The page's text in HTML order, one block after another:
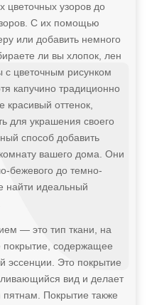
цветочных узоров до
С их помощью
или добавить немного
ли вы хлопок, лен
с цветочным рисунком
капучино традиционно
красивый оттенок,
для украшения своего
способ добавить
вашего дома. Они
бежевого до темно-
найти идеальный
— это тип ткани, на
покрытие, содержащее
эссенции. Это покрытие
вид и делает
пятнам. Покрытие также